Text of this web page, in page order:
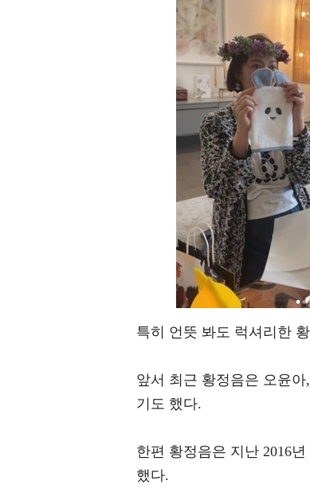
특히 언뜻 봐도 럭셔리한
앞서 최근 황정음은 오윤
기도 했다.
한편 황정음은 지난 2016
했다.